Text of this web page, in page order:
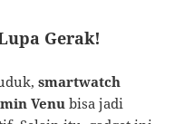
Gerak!
smartwatch
Venu bisa jadi